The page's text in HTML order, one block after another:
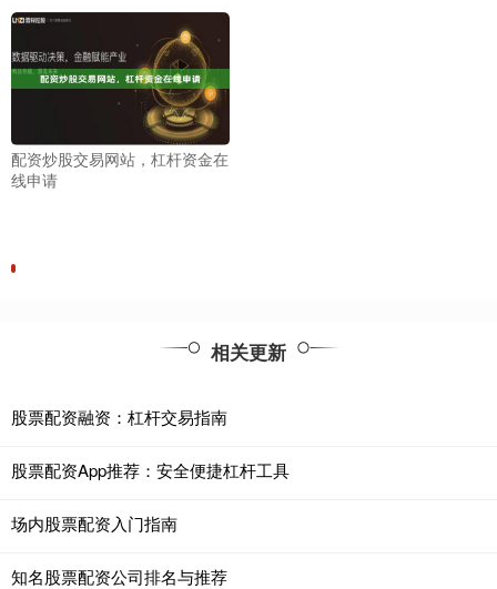
配资炒股交易网站，杠杆资金在
线申请
相关更新
股票配资融资：杠杆交易指南
股票配资App推荐：安全便捷杠杆工具
场内股票配资入门指南
知名股票配资公司排名与推荐